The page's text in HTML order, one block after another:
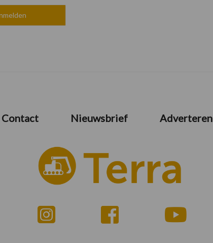
Contact Nieuwsbrief Adverteren